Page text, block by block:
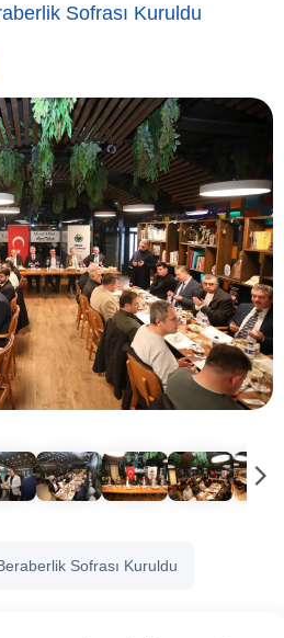
Sofrası Kuruldu
Sofrası Kuruldu